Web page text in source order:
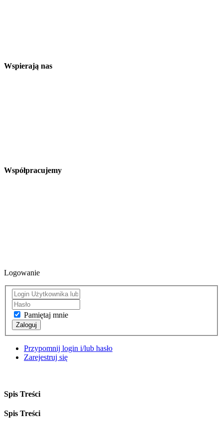
Wspierają nas
Współpracujemy
Logowanie
Pamiętaj mnie
Zaloguj
Przypomnij login i/lub hasło
Zarejestruj się
Spis Treści
Spis Treści